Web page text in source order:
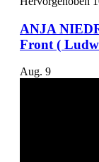
ANJA
Front (
Aug. 9